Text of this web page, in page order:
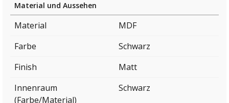
Material und Aussehen
Material
MDF
Farbe
Schwarz
Finish
Matt
Innenraum
(Farbe/Material)
Schwarz